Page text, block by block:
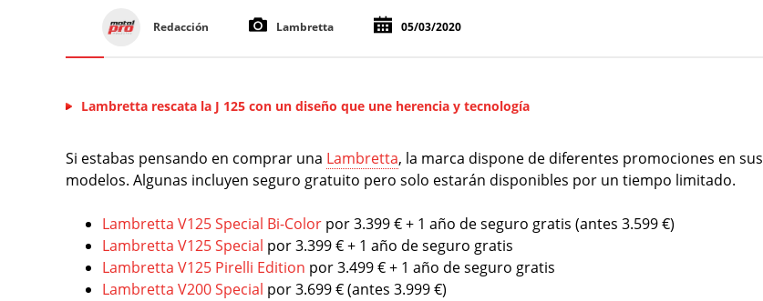
Redacción Lambretta 05/03/2020
Lambretta rescata la J 125 con un diseño que une herencia y tecnología
Si estabas pensando en comprar una Lambretta, la marca dispone de diferentes promociones en sus
modelos. Algunas incluyen seguro gratuito pero solo estarán disponibles por un tiempo limitado.
Lambretta V125 Special Bi-Color por 3.399 € + 1 año de seguro gratis (antes 3.599 €)
Lambretta V125 Special por 3.399 € + 1 año de seguro gratis
Lambretta V125 Pirelli Edition por 3.499 € + 1 año de seguro gratis
Lambretta V200 Special por 3.699 € (antes 3.999 €)